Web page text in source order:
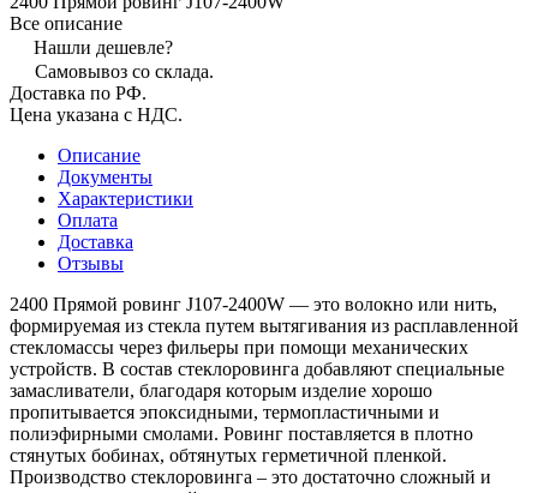
Все описание
Нашли дешевле?
Самовывоз со склада.
Доставка по РФ.
Цена указана с НДС.
Описание
Документы
Характеристики
Оплата
Доставка
Отзывы
2400 Прямой ровинг J107-2400W — это волокно или нить,
формируемая из стекла путем вытягивания из расплавленной
стекломассы через фильеры при помощи механических
устройств. В состав стеклоровинга добавляют специальные
замасливатели, благодаря которым изделие хорошо
пропитывается эпоксидными, термопластичными и
полиэфирными смолами. Ровинг поставляется в плотно
стянутых бобинах, обтянутых герметичной пленкой.
Производство стеклоровинга – это достаточно сложный и